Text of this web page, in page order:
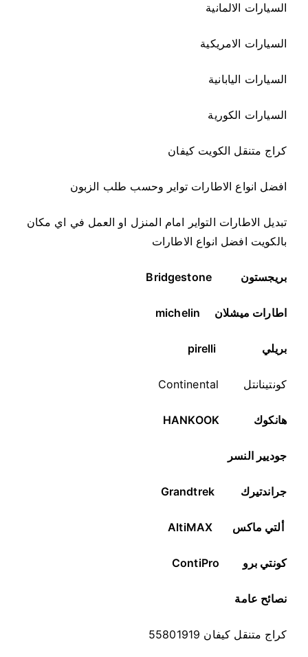
السيارات الالمانية
السيارات الامريكية
السيارات اليابانية
السيارات الكورية
كراج متنقل الكويت كيفان
افضل انواع الاطارات تواير وحسب طلب الزبون
تبديل الاطارات التواير امام المنزل او العمل في اي مكان
بالكويت افضل انواع الاطارات
بريجستون
اطارات ميشلان
بريلي
كونتينانتل Continental
هانكوك
جوديير النسر
جراندتيرك
ألتي ماكس
كونتي برو
نصائح عامة
كراج متنقل كيفان 55801919